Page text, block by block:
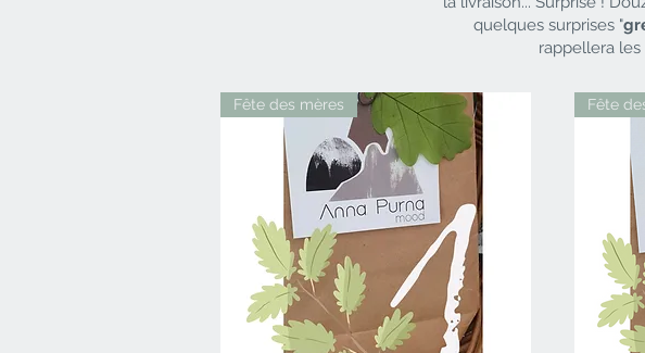
quelques surprises "
rappellera
Fête des mères Fête